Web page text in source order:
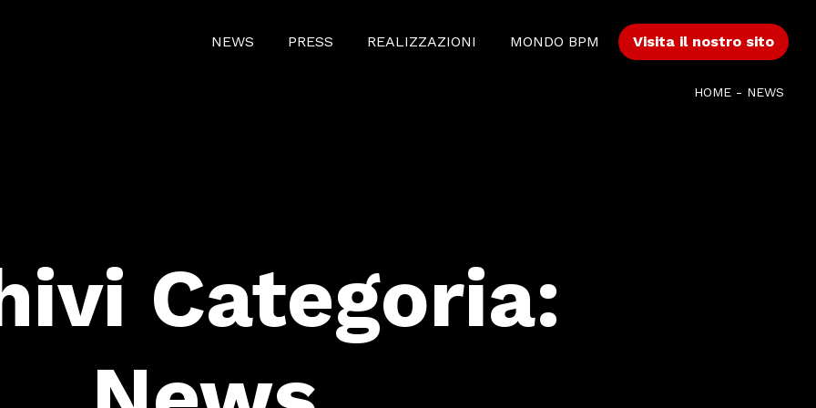
NEWS PRESS REALIZZAZIONI MONDO BPM Visita il nostro sito
HOME - NEWS
Categoria: